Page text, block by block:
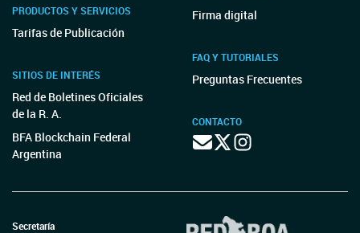
PRODUCTOS Y SERVICIOS
Tarifas de Publicación
SITIOS DE INTERÉS
Red de Boletines Oficiales
de la R. A.
BFA Blockchain Federal
Argentina
Firma digital
FAQ Y TUTORIALES
Preguntas Frecuentes
CONTACTO
Secretaría